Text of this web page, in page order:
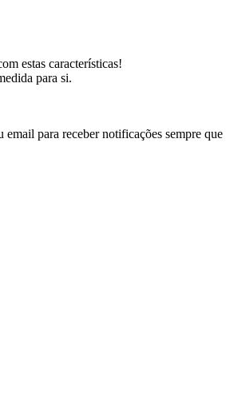
estas características!
para si.
para receber notificações sempre